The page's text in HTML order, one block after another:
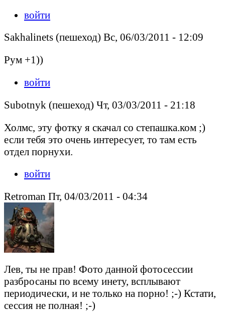
войти
Sakhalinets (пешеход) Вс, 06/03/2011 - 12:09
Рум +1))
войти
Subotnyk (пешеход) Чт, 03/03/2011 - 21:18
Холмс, эту фотку я скачал со степашка.ком ;)
если тебя это очень интересует, то там есть
отдел порнухи.
войти
Retroman Пт, 04/03/2011 - 04:34
Лев, ты не прав! Фото данной фотосессии
разбросаны по всему инету, всплывают
периодически, и не только на порно! ;-) Кстати,
сессия не полная! ;-)